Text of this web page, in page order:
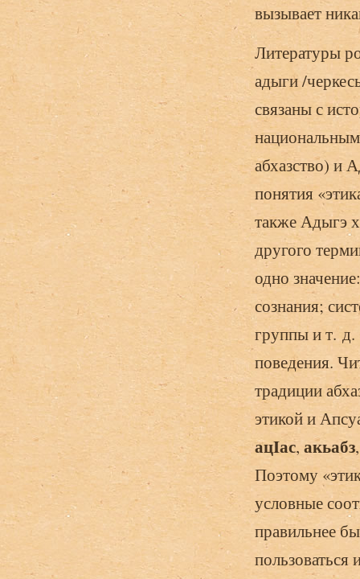
вызывает
Литературы
адыги /
связаны с
абхазство) и
понятия
также Адыгэ
другого
одно
сознания;
группы и т.
поведения.
традиции
этикой и
ацIас, акьабз
Поэтому
условные
правильнее